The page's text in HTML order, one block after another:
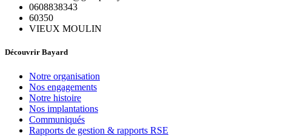
0608838343
60350
VIEUX MOULIN
Découvrir Bayard
Notre organisation
Nos engagements
Notre histoire
Nos implantations
Communiqués
Rapports de gestion & rapports RSE